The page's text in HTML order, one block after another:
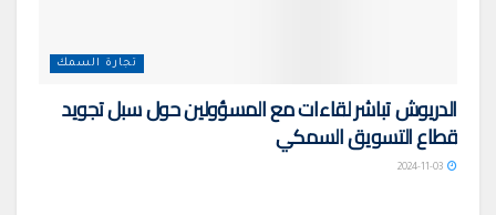
تجارة السمك
الدريوش تباشر لقاءات مع المسؤولين حول سبل تجويد
قطاع التسويق السمكي